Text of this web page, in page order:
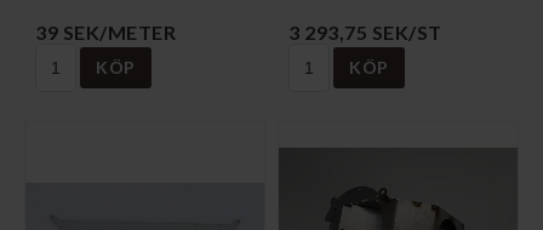
39 SEK/METER
KÖP
3 293,75 SEK/ST
KÖP